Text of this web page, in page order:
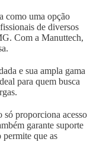
como uma opção
de diversos
Com a Manuttech,
e sua ampla gama
para quem busca
só proporciona acesso
garante suporte
permite que as